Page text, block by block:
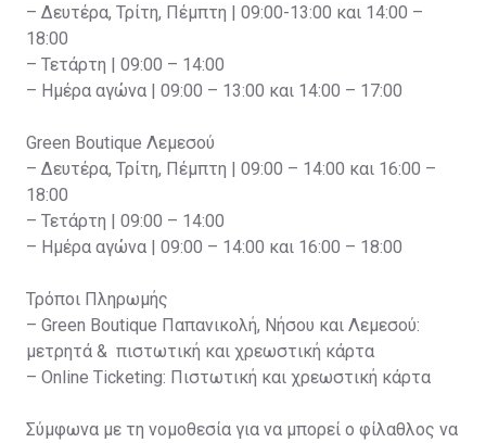
– Δευτέρα, Τρίτη, Πέμπτη | 09:00-13:00 και 14:00 –
18:00
– Τετάρτη | 09:00 – 14:00
– Ημέρα αγώνα | 09:00 – 13:00 και 14:00 – 17:00
Green Boutique Λεμεσού
– Δευτέρα, Τρίτη, Πέμπτη | 09:00 – 14:00 και 16:00 –
18:00
– Τετάρτη | 09:00 – 14:00
– Ημέρα αγώνα | 09:00 – 14:00 και 16:00 – 18:00
Τρόποι Πληρωμής
– Green Boutique Παπανικολή, Νήσου και Λεμεσού:
μετρητά & πιστωτική και χρεωστική κάρτα
– Online Ticketing: Πιστωτική και χρεωστική κάρτα
Σύμφωνα με τη νομοθεσία για να μπορεί ο φίλαθλος να